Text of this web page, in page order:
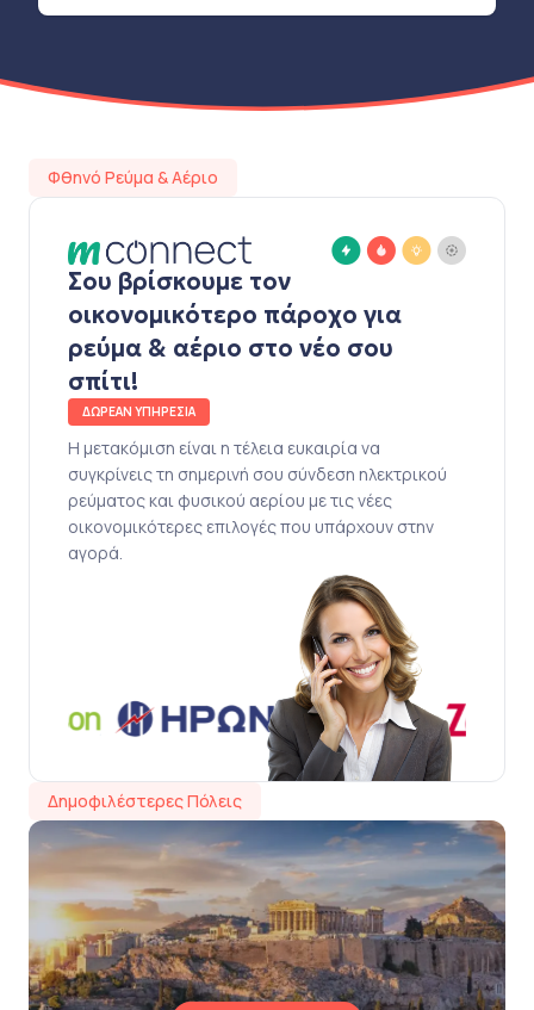
Φθηνό Ρεύμα & Αέριο
Σου βρίσκουμε τον
οικονομικότερο πάροχο για
ρεύμα & αέριο στο νέο σου
σπίτι!
ΔΩΡΕΑΝ ΥΠΗΡΕΣΙΑ
Η μετακόμιση είναι η τέλεια ευκαιρία να
συγκρίνεις τη σημερινή σου σύνδεση ηλεκτρικού
ρεύματος και φυσικού αερίου με τις νέες
οικονομικότερες επιλογές που υπάρχουν στην
αγορά.
Δημοφιλέστερες Πόλεις